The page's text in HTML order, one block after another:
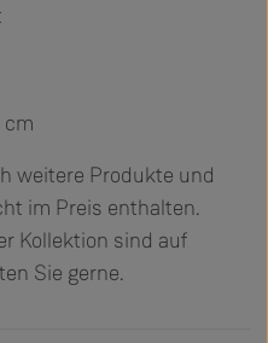
weitere Produkte und
im Preis enthalten.
Kollektion sind auf
Sie gerne.